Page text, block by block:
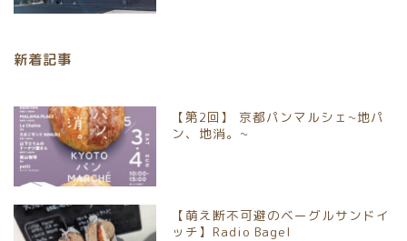
新着記事
【第2回】 京都パンマルシェ~地パ
ン、地消。~
【萌え断不可避のベーグルサンドイ
ッチ】Radio Bagel
京都市北区
京都市中京区